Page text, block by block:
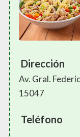
Dirección
Av. Gral.
15047
Teléfono